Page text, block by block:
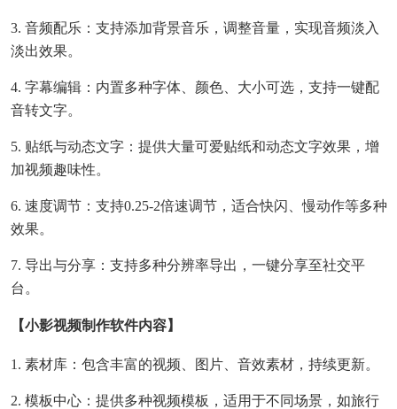
3. 音频配乐：支持添加背景音乐，调整音量，实现音频淡入
淡出效果。
4. 字幕编辑：内置多种字体、颜色、大小可选，支持一键配
音转文字。
5. 贴纸与动态文字：提供大量可爱贴纸和动态文字效果，增
加视频趣味性。
6. 速度调节：支持0.25-2倍速调节，适合快闪、慢动作等多种
效果。
7. 导出与分享：支持多种分辨率导出，一键分享至社交平
台。
【小影视频制作软件内容】
1. 素材库：包含丰富的视频、图片、音效素材，持续更新。
2. 模板中心：提供多种视频模板，适用于不同场景，如旅行